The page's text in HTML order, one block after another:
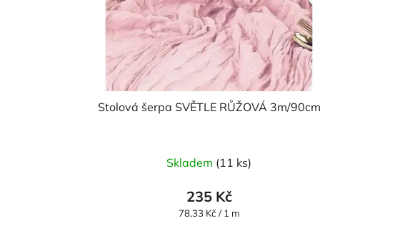
Stolová šerpa SVĚTLE RŮŽOVÁ 3m/90cm
Skladem (11 ks)
235 Kč
Měrná
78,33 Kč / 1 m